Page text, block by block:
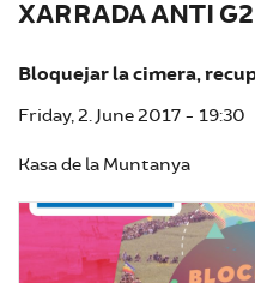
XARRADA ANTI
Bloquejar la cimera,
Friday, 2. June 2017 - 19:30
Kasa de la Muntanya